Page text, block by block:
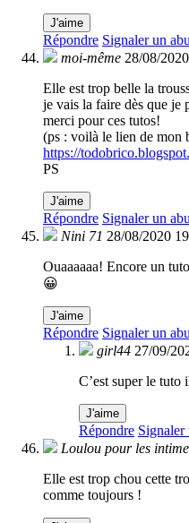
J'aime
Répondre Signaler un
moi-même 28/08/
Elle est trop belle la
je vais la faire dès que je
merci pour ces tutos!
(ps : voilà le lien de mon
https://
PS
J'aime
Répondre Signaler un
Nini 71 28/08/2020
Ouaaaaaa! Encore un
😀
J'aime
Répondre Signaler un
girl44 27/09/
C’est super le tuto
J'aime
Répondre Signaler
Loulou pour les
Elle est trop chou cette
comme toujours !